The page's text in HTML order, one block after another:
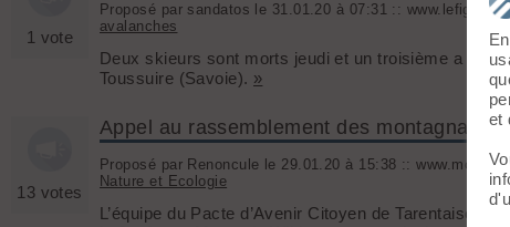
1 vote
Proposé par sandatos le 31.01.20 à 07:31 ::
avalanches
Deux skieurs sont morts jeudi et un troisième a été
Toussuire (Savoie). »
13 votes
Appel au rassemblement des montagnards
Proposé par Renoncule le 29.01.20 à 15:38 ::
Nature et Ecologie
L’équipe du Pacte d’Avenir Citoyen de Tarentaise,
et